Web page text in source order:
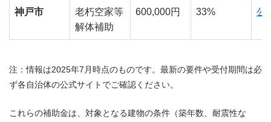
神戸市
老朽空家等
解体補助
600,000円 33% 公
注：情報は2025年7月時点のものです。最新の要件や受付期間は必
ず各自治体の公式サイトでご確認ください。
これらの補助金は、対象となる建物の条件（築年数、耐震性な